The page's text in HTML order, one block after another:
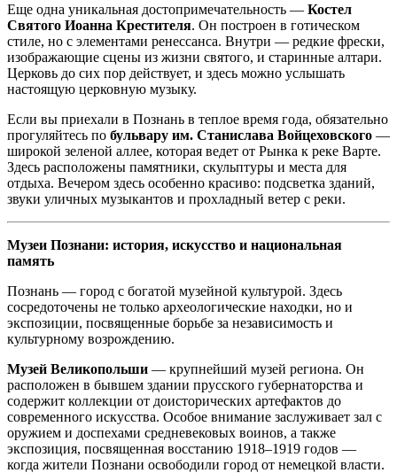
Еще одна уникальная достопримечательность — Костел
Святого Иоанна Крестителя. Он построен в готическом
стиле, но с элементами ренессанса. Внутри — редкие фрески,
изображающие сцены из жизни святого, и старинные алтари.
Церковь до сих пор действует, и здесь можно услышать
настоящую церковную музыку.
Если вы приехали в Познань в теплое время года, обязательно
прогуляйтесь по бульвару им. Станислава Войцеховского —
широкой зеленой аллее, которая ведет от Рынка к реке Варте.
Здесь расположены памятники, скульптуры и места для
отдыха. Вечером здесь особенно красиво: подсветка зданий,
звуки уличных музыкантов и прохладный ветер с реки.
Музеи Познани: история, искусство и национальная
память
Познань — город с богатой музейной культурой. Здесь
сосредоточены не только археологические находки, но и
экспозиции, посвященные борьбе за независимость и
культурному возрождению.
Музей Великопольши — крупнейший музей региона. Он
расположен в бывшем здании прусского губернаторства и
содержит коллекции от доисторических артефактов до
современного искусства. Особое внимание заслуживает зал с
оружием и доспехами средневековых воинов, а также
экспозиция, посвященная восстанию 1918–1919 годов —
когда жители Познани освободили город от немецкой власти.